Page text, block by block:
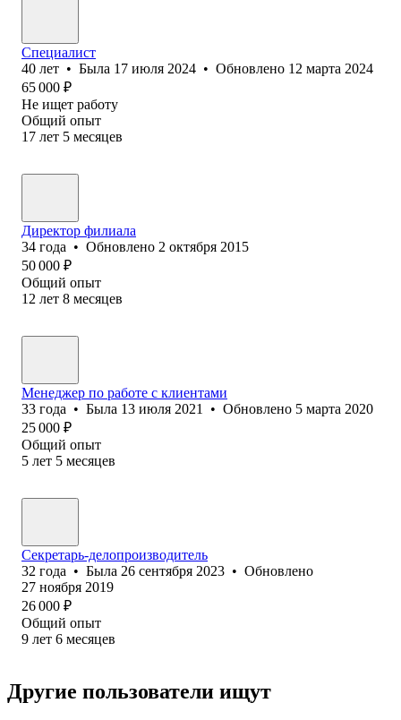
Специалист
40 лет • Была 17 июля 2024 • Обновлено 12 марта 2024
65 000 ₽
Не ищет работу
Общий опыт
17 лет 5 месяцев
Директор филиала
34 года • Обновлено 2 октября 2015
50 000 ₽
Общий опыт
12 лет 8 месяцев
Менеджер по работе с клиентами
33 года • Была 13 июля 2021 • Обновлено 5 марта 2020
25 000 ₽
Общий опыт
5 лет 5 месяцев
Секретарь-делопроизводитель
32 года • Была 26 сентября 2023 • Обновлено
27 ноября 2019
26 000 ₽
Общий опыт
9 лет 6 месяцев
Другие пользователи ищут